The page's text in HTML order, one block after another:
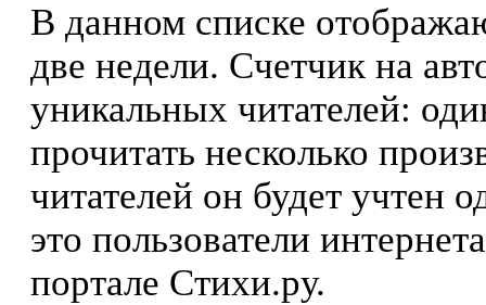
В данном списке
две недели. Счетчик на
уникальных читателей:
прочитать несколько
читателей он будет учтен
это пользователи
портале Стихи.ру.